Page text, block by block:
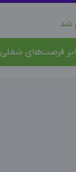
شد
فرصت‌های شغلی